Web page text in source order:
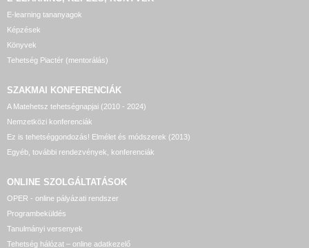
E-learning tananyagok
Képzések
Könyvek
Tehetség Piactér (mentorálás)
SZAKMAI KONFERENCIÁK
A Matehetsz tehetségnapjai (2010 - 2024)
Nemzetközi konferenciák
Ez is tehetséggondozás! Elmélet és módszerek (2013)
Egyéb, további rendezvények, konferenciák
ONLINE SZOLGÁLTATÁSOK
OPER - online pályázati rendszer
Programbeküldés
Tanulmányi versenyek
Tehetség hálózat – online adatkezelő